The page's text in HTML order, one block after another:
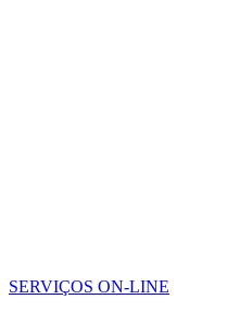
SERVIÇOS ON-LINE